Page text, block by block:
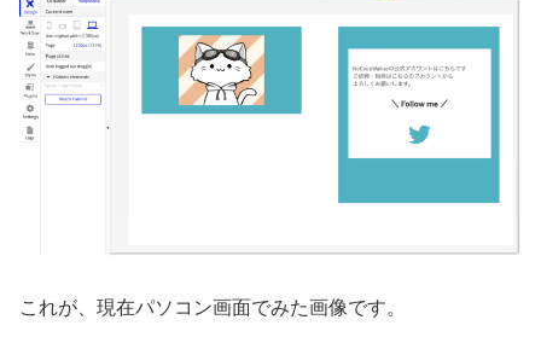
これが、現在パソコン画面でみた画像です。